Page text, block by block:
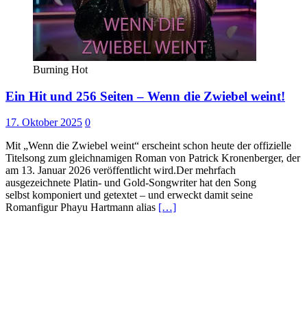
Burning Hot
Ein Hit und 256 Seiten – Wenn die Zwiebel weint!
17. Oktober 2025 0
Mit „Wenn die Zwiebel weint“ erscheint schon heute der offizielle
Titelsong zum gleichnamigen Roman von Patrick Kronenberger, der
am 13. Januar 2026 veröffentlicht wird.Der mehrfach
ausgezeichnete Platin- und Gold-Songwriter hat den Song
selbst komponiert und getextet – und erweckt damit seine
Romanfigur Phayu Hartmann alias […]